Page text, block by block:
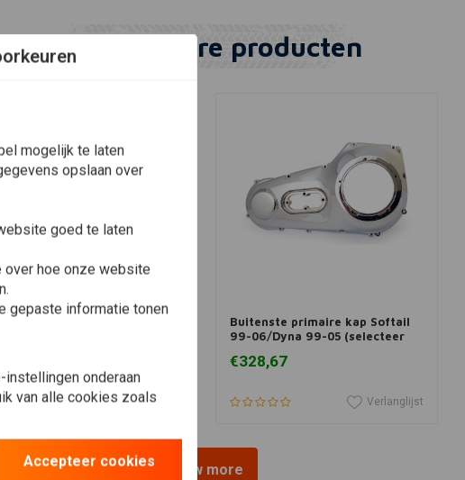
Vergelijkbare producten
View more
primaire kap FX 70-
Verlanglijst
Buitenste primaire kap Softail
99-06/Dyna 99-05 (selecteer
€328,67
Verlanglijst
View more
mogelijk te laten
opslaan over
goed te laten
over hoe onze website
gepaste informatie tonen
onderaan
van alle cookies zoals
Accepteer cookies